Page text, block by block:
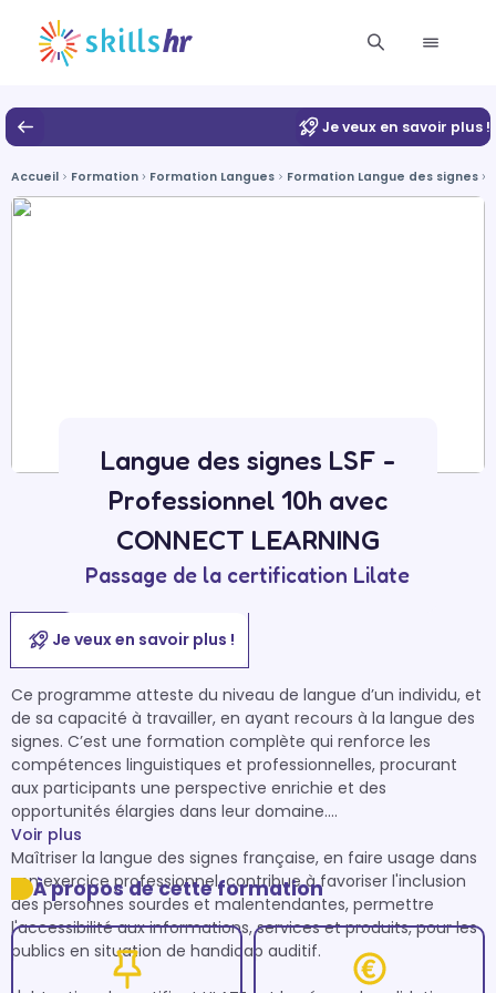
Je veux en savoir plus !
Accueil Formation Formation Langues Formation Langue des signes
Langue des signes LSF -
Professionnel 10h avec
CONNECT LEARNING
Passage de la certification Lilate
Je veux en savoir plus !
Ce programme atteste du niveau de langue d’un individu, et
de sa capacité à travailler, en ayant recours à la langue des
signes. C’est une formation complète qui renforce les
compétences linguistiques et professionnelles, procurant
aux participants une perspective enrichie et des
opportunités élargies dans leur domaine.
Maîtriser la langue des signes française, en faire usage dans
son exercice professionnel, contribue à favoriser l'inclusion
des personnes sourdes et malentendantes, permettre
l'accessibilité aux informations, services et produits, pour les
publics en situation de handicap auditif.
Voir plus
À propos de cette formation